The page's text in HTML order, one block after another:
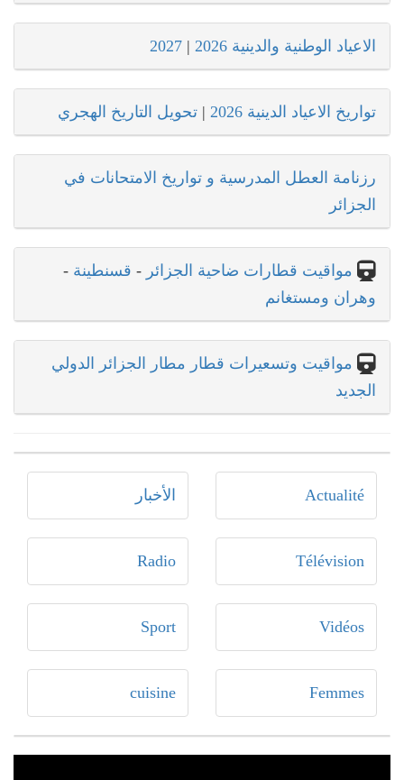
الاعياد الوطنية والدينية 2026 |
2027
تواريخ الاعياد الدينية 2026 | تحويل التاريخ الهجري
رزنامة العطل المدرسية و تواريخ الامتحانات في
الجزائر
مواقيت قطارات ضاحية الجزائر - قسنطينة -
وهران ومستغانم
مواقيت وتسعيرات قطار مطار الجزائر الدولي
الجديد
Actualité الأخبار
Télévision
Radio
Vidéos
Sport
Femmes
cuisine